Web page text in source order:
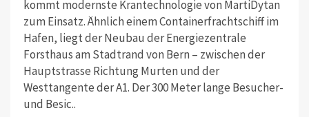
kommt modernste Krantechnologie von MartiDytan
zum Einsatz. Ähnlich einem Containerfrachtschiff im
Hafen, liegt der Neubau der Energiezentrale
Forsthaus am Stadtrand von Bern – zwischen der
Hauptstrasse Richtung Murten und der
Westtangente der A1. Der 300 Meter lange Besucher-
und Besic..